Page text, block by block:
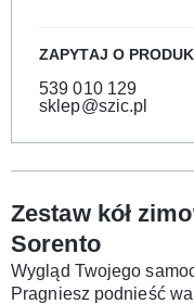
ZAPYTAJ O
539 010 129
sklep@szic.pl
Zestaw kół
Sorento
Wygląd Twojego
Pragniesz podnieść